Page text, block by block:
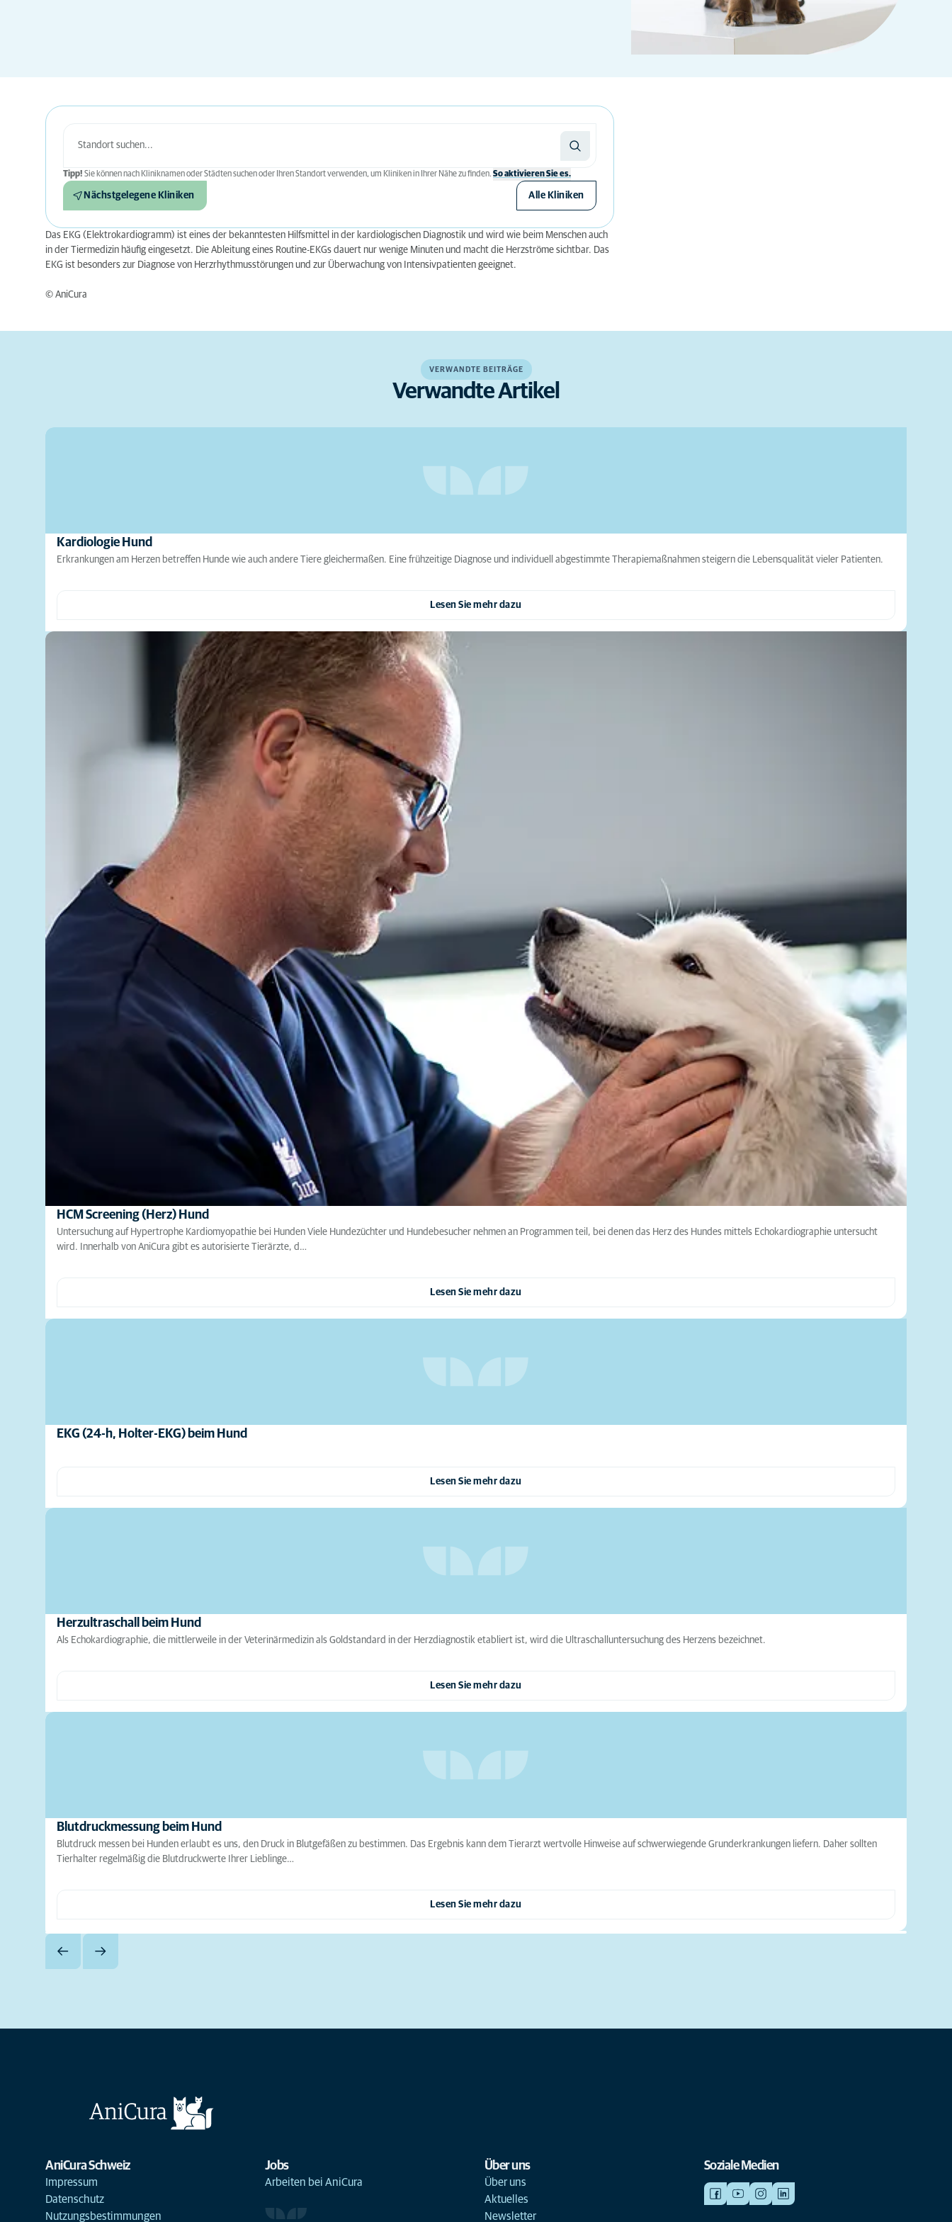
Tipp! Sie können nach Kliniknamen oder Städten suchen oder Ihren Standort verwenden, um Kliniken in Ihrer Nähe zu finden. So aktivieren Sie es.
Nächstgelegene Kliniken Alle Kliniken
Das EKG (Elektrokardiogramm) ist eines der bekanntesten Hilfsmittel in der kardiologischen Diagnostik und wird wie beim Menschen auch
in der Tiermedizin häufig eingesetzt. Die Ableitung eines Routine-EKGs dauert nur wenige Minuten und macht die Herzströme sichtbar. Das
EKG ist besonders zur Diagnose von Herzrhythmusstörungen und zur Überwachung von Intensivpatienten geeignet.
© AniCura
VERWANDTE BEITRÄGE
Verwandte Artikel
Kardiologie Hund
Erkrankungen am Herzen betreffen Hunde wie auch andere Tiere gleichermaßen. Eine frühzeitige Diagnose und individuell abgestimmte Therapiemaßnahmen steigern die Lebensqualität vieler Patienten.
Lesen Sie mehr dazu
HCM Screening (Herz) Hund
Untersuchung auf Hypertrophe Kardiomyopathie bei Hunden Viele Hundezüchter und Hundebesucher nehmen an Programmen teil, bei denen das Herz des Hundes mittels Echokardiographie untersucht
wird. Innerhalb von AniCura gibt es autorisierte Tierärzte, d…
Lesen Sie mehr dazu
EKG (24-h, Holter-EKG) beim Hund
Lesen Sie mehr dazu
Herzultraschall beim Hund
Als Echokardiographie, die mittlerweile in der Veterinärmedizin als Goldstandard in der Herzdiagnostik etabliert ist, wird die Ultraschalluntersuchung des Herzens bezeichnet.
Lesen Sie mehr dazu
Blutdruckmessung beim Hund
Blutdruck messen bei Hunden erlaubt es uns, den Druck in Blutgefäßen zu bestimmen. Das Ergebnis kann dem Tierarzt wertvolle Hinweise auf schwerwiegende Grunderkrankungen liefern. Daher sollten
Tierhalter regelmäßig die Blutdruckwerte Ihrer Lieblinge…
Lesen Sie mehr dazu
AniCura Schweiz
Impressum
Datenschutz
Nutzungsbestimmungen
Jobs
Arbeiten bei AniCura
Über uns
Über uns
Aktuelles
Newsletter
Soziale Medien